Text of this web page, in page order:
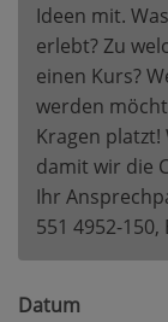
Ideen mit.
erlebt? Zu
einen Kurs?
werden
Kragen platzt!
damit wir die
Ihr
551 4952-150,
Datum